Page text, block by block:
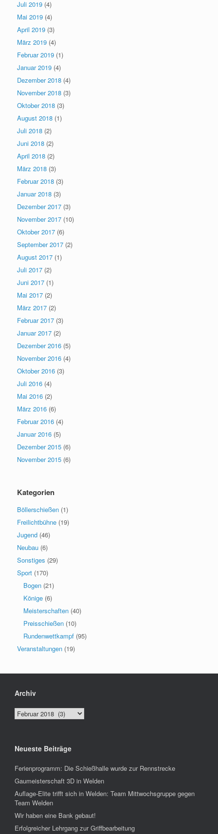
Juli 2019 (4)
Mai 2019 (4)
April 2019 (3)
März 2019 (4)
Februar 2019 (1)
Januar 2019 (4)
Dezember 2018 (4)
November 2018 (3)
Oktober 2018 (3)
August 2018 (1)
Juli 2018 (2)
Juni 2018 (2)
April 2018 (2)
März 2018 (3)
Februar 2018 (3)
Januar 2018 (3)
Dezember 2017 (3)
November 2017 (10)
Oktober 2017 (6)
September 2017 (2)
August 2017 (1)
Juli 2017 (2)
Juni 2017 (1)
Mai 2017 (2)
März 2017 (2)
Februar 2017 (3)
Januar 2017 (2)
Dezember 2016 (5)
November 2016 (4)
Oktober 2016 (3)
Juli 2016 (4)
Mai 2016 (2)
März 2016 (6)
Februar 2016 (4)
Januar 2016 (5)
Dezember 2015 (6)
November 2015 (6)
Kategorien
Böllerschießen (1)
Freilichtbühne (19)
Jugend (46)
Neubau (6)
Sonstiges (29)
Sport (170)
Bogen (21)
Könige (6)
Meisterschaften (40)
Preisschießen (10)
Rundenwettkampf (95)
Veranstaltungen (19)
Archiv
Archiv
Neueste Beiträge
Ferienprogramm: Die Schießhalle wurde zur Rennstrecke
Gaumeisterschaft 3D in Welden
Auflage-Elite trifft sich in Welden: Team Mittwochsgruppe gegen
Team Welden
Wir haben eine Bank gebaut!
Erfolgreicher Lehrgang zur Griffbearbeitung